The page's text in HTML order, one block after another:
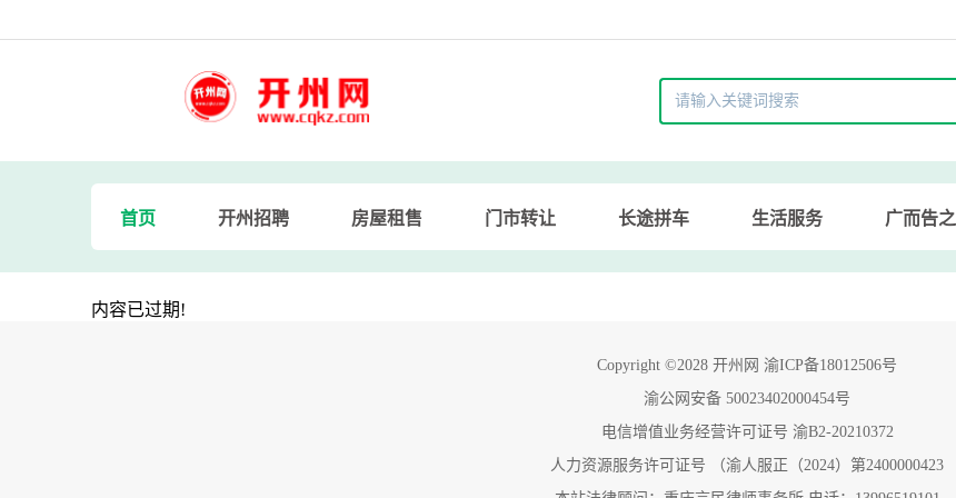
首页 开州招聘 房屋租售 门市转让 长途拼车 生活服务 广而告之
内容已过期!
Copyright ©2028 开州网 渝ICP备18012506号
渝公网安备 50023402000454号
电信增值业务经营许可证号 渝B2-20210372
人力资源服务许可证号 （渝人服正（2024）第2400000423